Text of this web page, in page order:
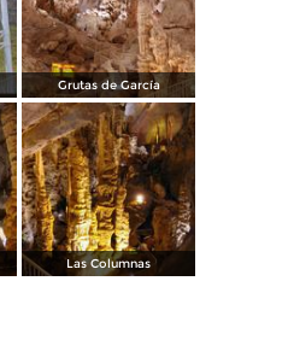
Grutas de García
Las Columnas